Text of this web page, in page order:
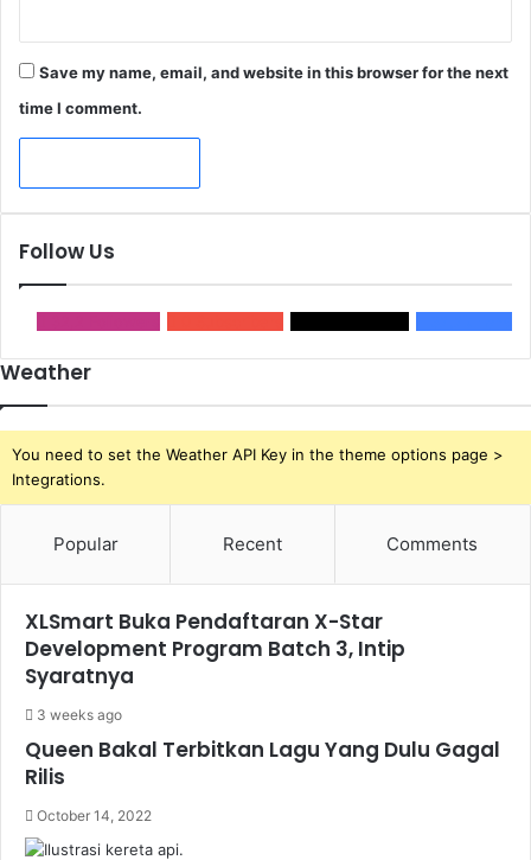
Save my name, email, and website in this browser for the next
time I comment.
Follow Us
Weather
You need to set the Weather API Key in the theme options page >
Integrations.
Popular Recent Comments
XLSmart Buka Pendaftaran X-Star
Development Program Batch 3, Intip
Syaratnya
3 weeks ago
Queen Bakal Terbitkan Lagu Yang Dulu Gagal
Rilis
October 14, 2022